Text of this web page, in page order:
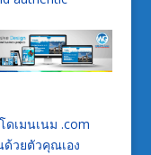
เมนเนม .com
ด้วยตัวคุณเอง